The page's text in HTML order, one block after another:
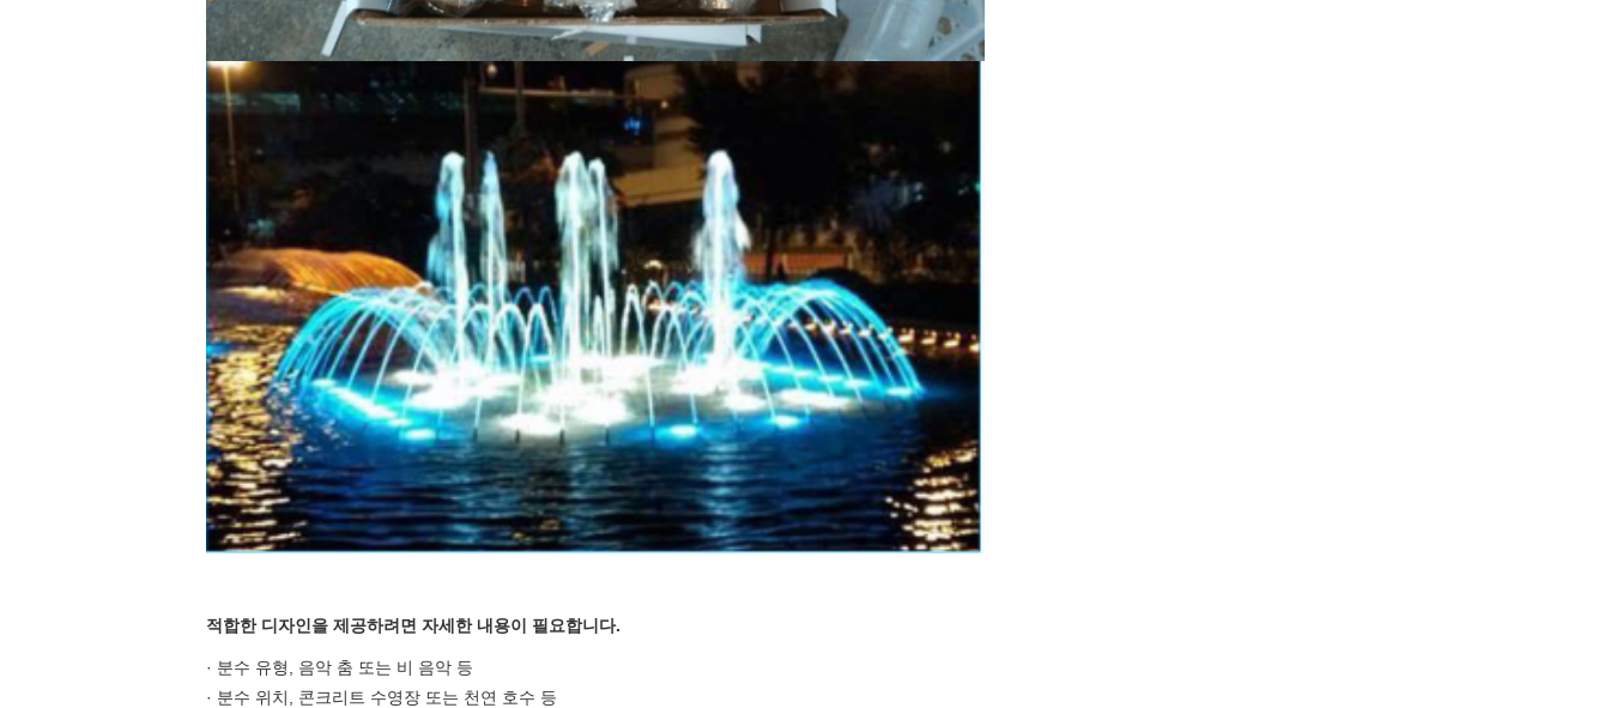
적합한 디자인을 제공하려면 자세한 내용이 필요합니다.
· 분수 유형, 음악 춤 또는 비 음악 등
· 분수 위치, 콘크리트 수영장 또는 천연 호수 등